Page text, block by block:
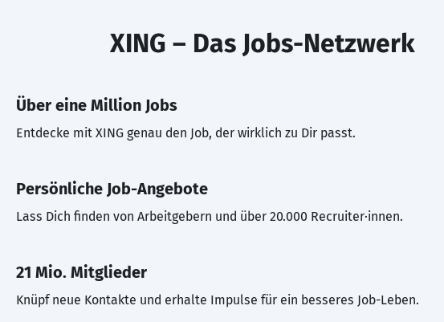
XING – Das Jobs-Netzwerk
Über eine Million Jobs
Entdecke mit XING genau den Job, der wirklich zu Dir passt.
Persönliche Job-Angebote
Lass Dich finden von Arbeitgebern und über 20.000 Recruiter·innen.
21 Mio. Mitglieder
Knüpf neue Kontakte und erhalte Impulse für ein besseres Job-Leben.